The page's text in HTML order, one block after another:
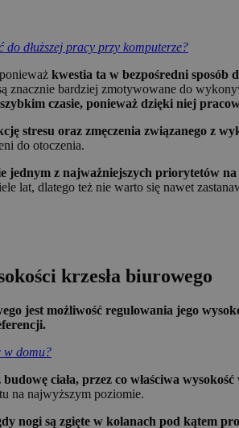
do dłuższej pracy przy komputerze?
kwestia ta w bezpośredni sposób
znacznie bardziej zmotywowane do
czasie, ponieważ dzięki niej
stresu oraz zmęczenia związanego z
do otoczenia.
z najważniejszych priorytetów na
lat, dlatego też nie warto się nawet
krzesła biurowego
jest możliwość regulowania jego
w domu?
ciała, przez co właściwa
na najwyższym poziomie.
nogi są zgięte w kolanach pod kątem